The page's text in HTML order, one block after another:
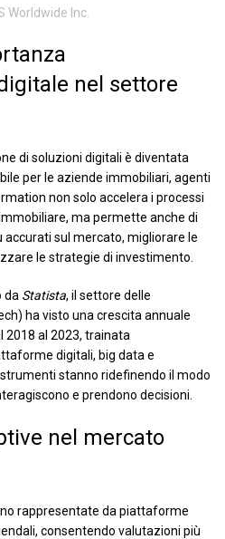
Worldwide Inc.
nel settore
di soluzioni digitali è diventata
per le aziende immobiliari, agenti
non solo accelera i processi
ma permette anche di
sul mercato, migliorare le
le strategie di investimento.
da Statista, il settore delle
ha visto una crescita annuale
2018 al 2023, trainata
digitali, big data e
stanno ridefinendo il modo
e prendono decisioni.
nel mercato
rappresentate da piattaforme
consentendo valutazioni più